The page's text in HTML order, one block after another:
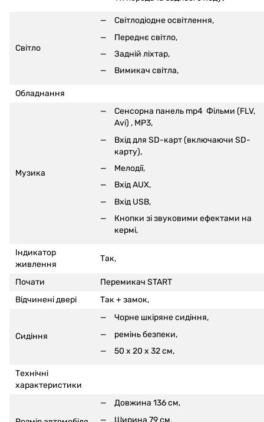
Світло
Світлодіодне освітлення,
Переднє світло,
Задній ліхтар,
Вимикач світла,
Обладнання
Музика
Сенсорна панель mp4 Фільми (FLV,
Avi) , MP3,
Вхід для SD-карт (включаючи SD-
карту),
Мелодії,
Вхід AUX,
Вхід USB,
Кнопки зі звуковими ефектами на
кермі,
Індикатор
живлення
Так,
Почати
Перемикач START
Відчинені двері
Так + замок,
Сидіння
Чорне шкіряне сидіння,
ремінь безпеки,
50 x 20 x 32 см,
Технічні
характеристики
Довжина 136 см,
Ширина 79 см,